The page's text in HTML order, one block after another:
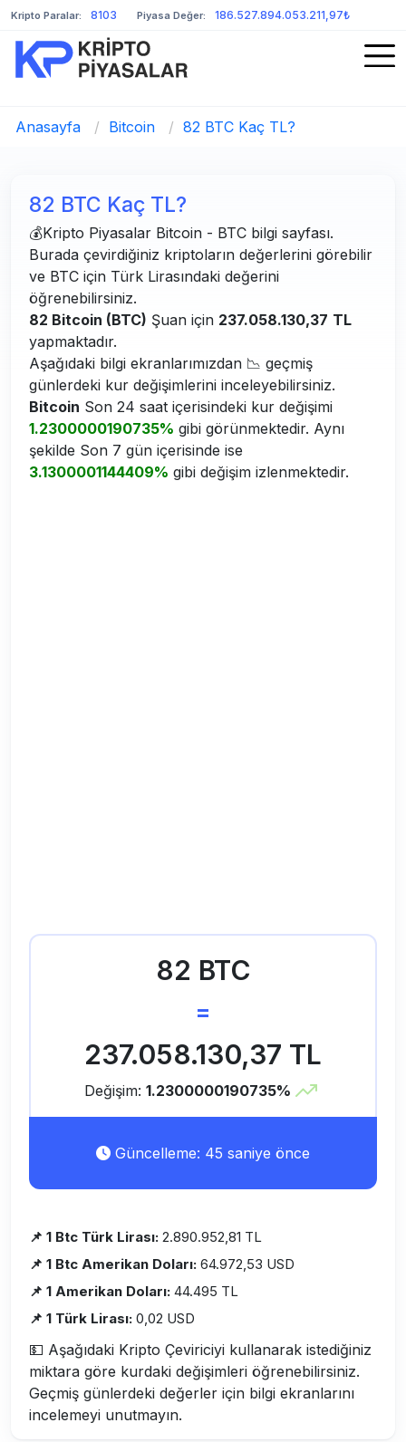
Kripto Paralar: 8103 Piyasa Değer: 186.527.894.053.211,97₺
Anasayfa / Bitcoin / 82 BTC Kaç TL?
82 BTC Kaç TL?
💰Kripto Piyasalar Bitcoin - BTC bilgi sayfası.
Burada çevirdiğiniz kriptoların değerlerini görebilir
ve BTC için Türk Lirasındaki değerini
öğrenebilirsiniz.
82 Bitcoin (BTC) Şuan için 237.058.130,37 TL
yapmaktadır.
Aşağıdaki bilgi ekranlarımızdan 📉 geçmiş
günlerdeki kur değişimlerini inceleyebilirsiniz.
Bitcoin Son 24 saat içerisindeki kur değişimi
1.2300000190735% gibi görünmektedir. Aynı
şekilde Son 7 gün içerisinde ise
3.1300001144409% gibi değişim izlenmektedir.
82 BTC
=
237.058.130,37 TL
Değişim: 1.2300000190735%
Güncelleme: 45 saniye önce
📌 1 Btc Türk Lirası: 2.890.952,81 TL
📌 1 Btc Amerikan Doları: 64.972,53 USD
📌 1 Amerikan Doları: 44.495 TL
📌 1 Türk Lirası: 0,02 USD
💵 Aşağıdaki Kripto Çeviriciyi kullanarak istediğiniz
miktara göre kurdaki değişimleri öğrenebilirsiniz.
Geçmiş günlerdeki değerler için bilgi ekranlarını
incelemeyi unutmayın.